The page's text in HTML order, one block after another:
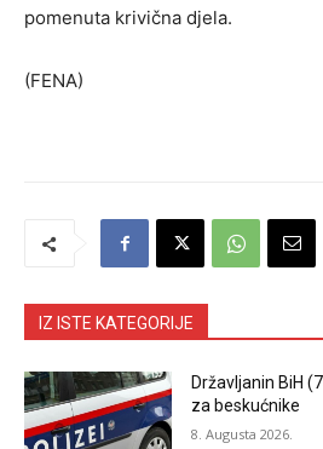
pomenuta krivična djela.
(FENA)
IZ ISTE KATEGORIJE
Državljanin BiH
za beskućnike
8. Augusta 2026.